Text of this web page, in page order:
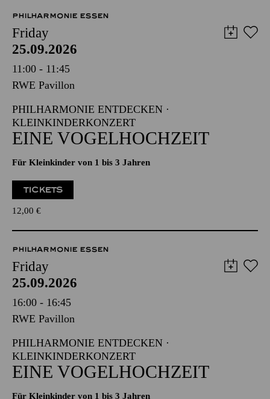
PHILHARMONIE ESSEN
Friday
25.09.2026
11:00 - 11:45
RWE Pavillon
PHILHARMONIE ENTDECKEN ·
KLEINKINDERKONZERT
EINE VOGELHOCHZEIT
Für Kleinkinder von 1 bis 3 Jahren
TICKETS
12,00 €
PHILHARMONIE ESSEN
Friday
25.09.2026
16:00 - 16:45
RWE Pavillon
PHILHARMONIE ENTDECKEN ·
KLEINKINDERKONZERT
EINE VOGELHOCHZEIT
Für Kleinkinder von 1 bis 3 Jahren